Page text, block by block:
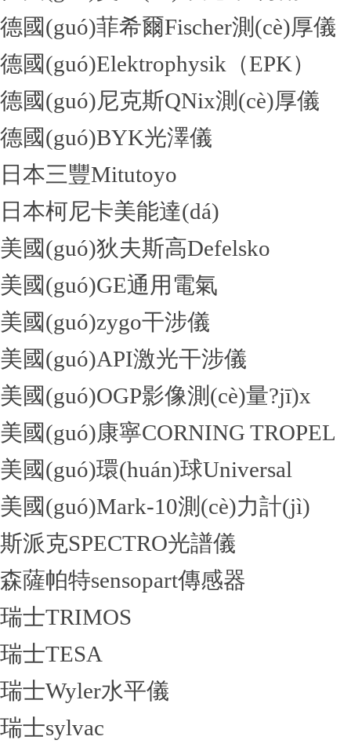
德國(guó)菲希爾Fischer測(cè)厚儀
德國(guó)Elektrophysik（EPK）
德國(guó)尼克斯QNix測(cè)厚儀
德國(guó)BYK光澤儀
日本三豐Mitutoyo
日本柯尼卡美能達(dá)
美國(guó)狄夫斯高Defelsko
美國(guó)GE通用電氣
美國(guó)zygo干涉儀
美國(guó)API激光干涉儀
美國(guó)OGP影像測(cè)量?jī)x
美國(guó)康寧CORNING TROPEL
美國(guó)環(huán)球Universal
美國(guó)Mark-10測(cè)力計(jì)
斯派克SPECTRO光譜儀
森薩帕特sensopart傳感器
瑞士TRIMOS
瑞士TESA
瑞士Wyler水平儀
瑞士sylvac